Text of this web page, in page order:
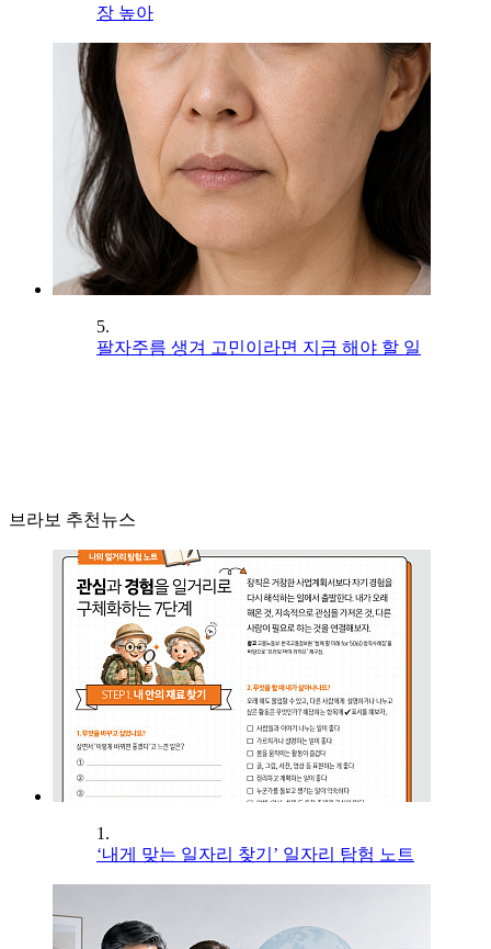
장 높아
5.
팔자주름 생겨 고민이라면 지금 해야 할 일
브라보 추천뉴스
1.
‘내게 맞는 일자리 찾기’ 일자리 탐험 노트